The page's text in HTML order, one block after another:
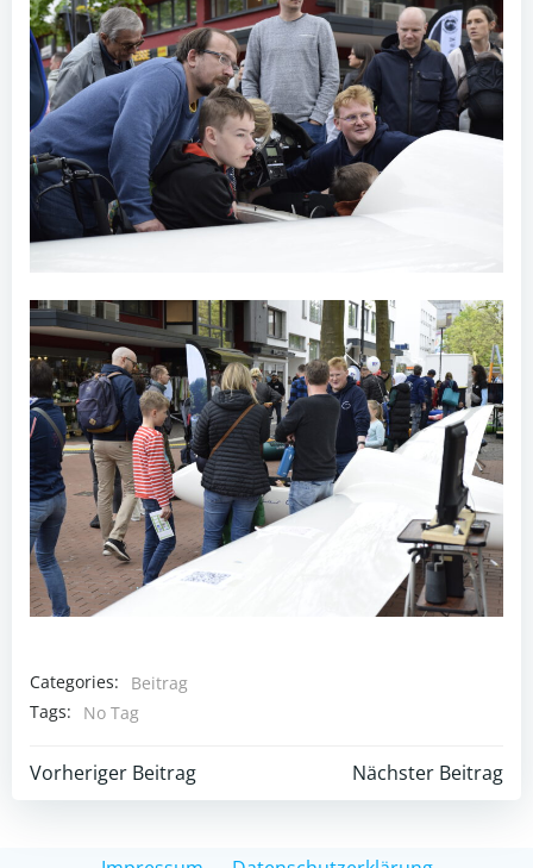
Categories:
Beitrag
Tags:
No Tag
Post
navigation
Vorheriger Beitrag
Post
navigation
Nächster Beitrag